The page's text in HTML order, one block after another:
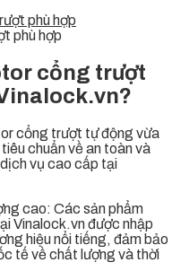
phù hợp
cổng trượt
cổng trượt tự động vừa
chuẩn về an toàn và
vụ cao cấp tại
cao: Các sản phẩm
Vinalock.vn được nhập
hiệu nổi tiếng, đảm bảo
tế về chất lượng và thời